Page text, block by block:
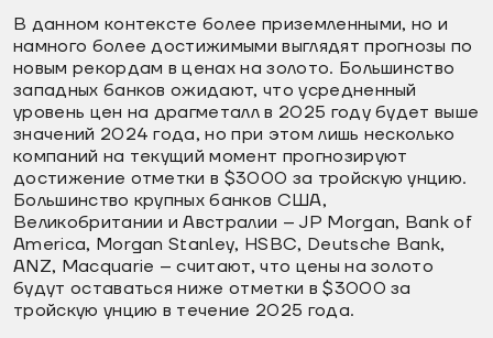
В данном контексте более приземленными, но и
намного более достижимыми выглядят прогнозы по
новым рекордам в ценах на золото. Большинство
западных банков ожидают, что усредненный
уровень цен на драгметалл в 2025 году будет выше
значений 2024 года, но при этом лишь несколько
компаний на текущий момент прогнозируют
достижение отметки в $3000 за тройскую унцию.
Большинство крупных банков США,
Великобритании и Австралии – JP Morgan, Bank of
America, Morgan Stanley, HSBC, Deutsche Bank,
ANZ, Macquarie – считают, что цены на золото
будут оставаться ниже отметки в $3000 за
тройскую унцию в течение 2025 года.